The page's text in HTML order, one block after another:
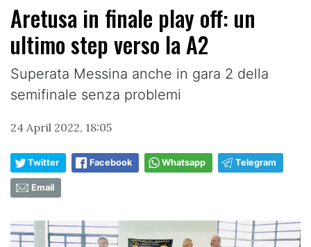
Aretusa in finale play off: un
ultimo step verso la A2
Superata Messina anche in gara 2 della
semifinale senza problemi
24 April 2022, 18:05
Twitter Facebook Whatsapp Telegram
Email